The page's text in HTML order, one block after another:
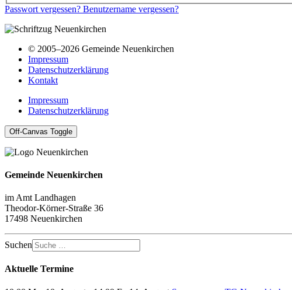
Passwort vergessen? Benutzername vergessen?
© 2005–2026 Gemeinde Neuenkirchen
Impressum
Datenschutzerklärung
Kontakt
Impressum
Datenschutzerklärung
Off-Canvas Toggle
Gemeinde Neuenkirchen
im Amt Landhagen
Theodor-Körner-Straße 36
17498 Neuenkirchen
Suchen
Aktuelle Termine